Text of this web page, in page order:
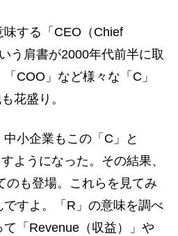
する「CEO（Chief
う肩書が2000年代前半に取
COO」など様々な「C」
花盛り。
小企業もこの「C」と
ようになった。その結果、
のも登場。これらを見てみ
すよ。「R」の意味を調べ
「Revenue（収益）」や